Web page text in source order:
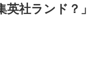
英社ランド？